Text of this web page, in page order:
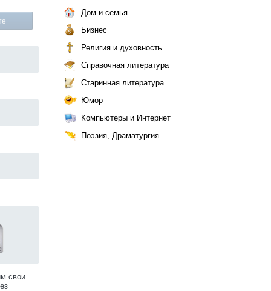
свои
Дом и семья
Бизнес
Религия и духовность
Справочная литература
Старинная литература
Юмор
Компьютеры и Интернет
Поэзия, Драматургия